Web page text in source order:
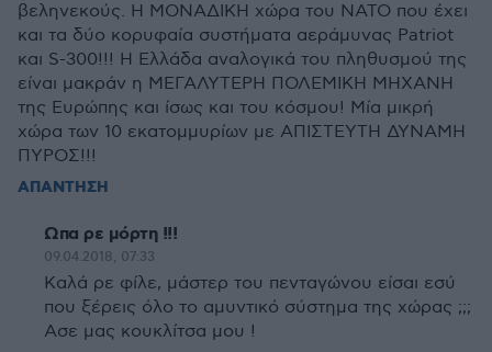
βεληνεκούς. Η ΜΟΝΑΔΙΚΗ χώρα του ΝΑΤΟ που έχει
και τα δύο κορυφαία συστήματα αεράμυνας Patriot
και S-300!!! Η Ελλάδα αναλογικά του πληθυσμού της
είναι μακράν η ΜΕΓΑΛΥΤΕΡΗ ΠΟΛΕΜΙΚΗ ΜΗΧΑΝΗ
της Ευρώπης και ίσως και του κόσμου! Μία μικρή
χώρα των 10 εκατομμυρίων με ΑΠΙΣΤΕΥΤΗ ΔΥΝΑΜΗ
ΠΥΡΟΣ!!!
ΑΠΑΝΤΗΣΗ
Ωπα ρε μόρτη !!!
09.04.2018, 07:33
Καλά ρε φίλε, μάστερ του πενταγώνου είσαι εσύ
που ξέρεις όλο το αμυντικό σύστημα της χώρας ;;;
Ασε μας κουκλίτσα μου !